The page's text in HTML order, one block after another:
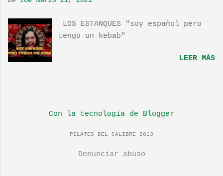
LOS ESTANQUES "soy español pero
tengo un kebab"
LEER MÁS
Con la tecnología de Blogger
PILATES DEL CALIBRE 2013
Denunciar abuso